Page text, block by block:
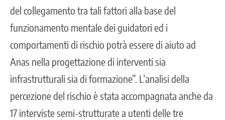
del collegamento tra tali fattori alla base del
funzionamento mentale dei guidatori ed i
comportamenti di rischio potrà essere di aiuto ad
Anas nella progettazione di interventi sia
infrastrutturali sia di formazione”. L’analisi della
percezione del rischio è stata accompagnata anche da
17 interviste semi-strutturate a utenti delle tre